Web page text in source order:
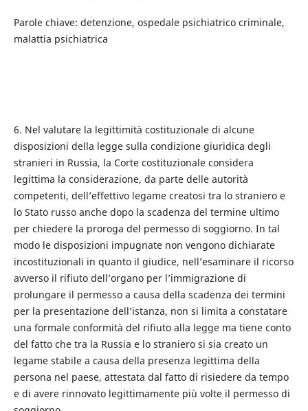
Parole chiave: detenzione, ospedale psichiatrico criminale,
malattia psichiatrica
6. Nel valutare la legittimità costituzionale di alcune
disposizioni della legge sulla condizione giuridica degli
stranieri in Russia, la Corte costituzionale considera
legittima la considerazione, da parte delle autorità
competenti, dell’effettivo legame creatosi tra lo straniero e
lo Stato russo anche dopo la scadenza del termine ultimo
per chiedere la proroga del permesso di soggiorno. In tal
modo le disposizioni impugnate non vengono dichiarate
incostituzionali in quanto il giudice, nell’esaminare il ricorso
avverso il rifiuto dell’organo per l’immigrazione di
prolungare il permesso a causa della scadenza dei termini
per la presentazione dell’istanza, non si limita a constatare
una formale conformità del rifiuto alla legge ma tiene conto
del fatto che tra la Russia e lo straniero si sia creato un
legame stabile a causa della presenza legittima della
persona nel paese, attestata dal fatto di risiedere da tempo
e di avere rinnovato legittimamente più volte il permesso di